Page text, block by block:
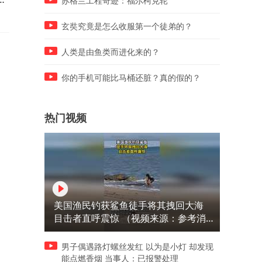
玄奘究竟是怎么收服第一个徒弟的？
人类是由鱼类而进化来的？
你的手机可能比马桶还脏？真的假的？
热门视频
美国渔民钓获鲨鱼徒手将其拽回大海
目击者直呼震惊 （视频来源：参考消
息）
男子偶遇路灯螺丝发红 以为是小灯 却发现
能点燃香烟 当事人：已报警处理